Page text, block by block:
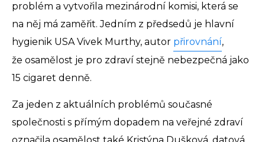
problém a vytvořila mezinárodní komisi, která se
na něj má zaměřit. Jedním z předsedů je hlavní
hygienik USA Vivek Murthy, autor přirovnání,
že osamělost je pro zdraví stejně nebezpečná jako
15 cigaret denně.
Za jeden z aktuálních problémů současné
společnosti s přímým dopadem na veřejné zdraví